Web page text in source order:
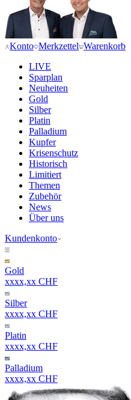
Konto Merkzettel Warenkorb
LIVE
Sparplan
Neuheiten
Gold
Silber
Platin
Palladium
Kupfer
Krisenschutz
Historisch
Limitiert
Themen
Zubehör
News
Über uns
Kundenkonto
Gold
xxxx,xx CHF
Silber
xxxx,xx CHF
Platin
xxxx,xx CHF
Palladium
xxxx,xx CHF